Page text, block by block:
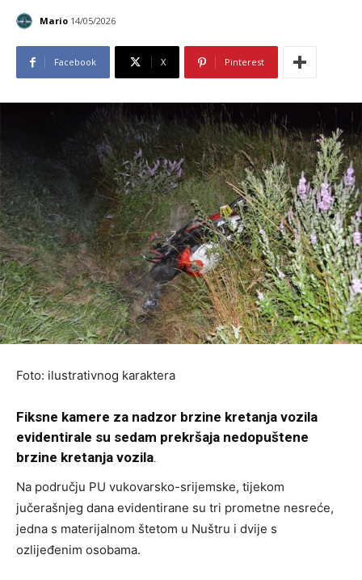
Mario 14/05/2026
Facebook X Pinterest
Foto: ilustrativnog karaktera
Fiksne kamere za nadzor brzine kretanja vozila
evidentirale su sedam prekršaja nedopuštene
brzine kretanja vozila.
Na području PU vukovarsko-srijemske, tijekom
jučerašnjeg dana evidentirane su tri prometne nesreće,
jedna s materijalnom štetom u Nuštru i dvije s
ozlijeđenim osobama.